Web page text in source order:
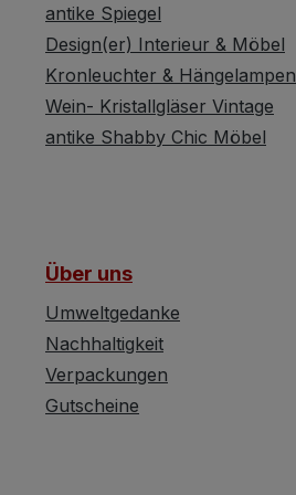
antike Spiegel
Design(er) Interieur & Möbel
Kronleuchter & Hängelampen
Wein- Kristallgläser Vintage
antike Shabby Chic Möbel
Über uns
Umweltgedanke
Nachhaltigkeit
Verpackungen
Gutscheine